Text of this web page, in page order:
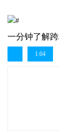
一分钟了解
1:04